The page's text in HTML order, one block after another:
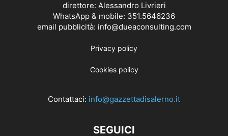
direttore: Alessandro Livrieri
WhatsApp & mobile: 351.5646236
email pubblicità: info@dueaconsulting.com
Privacy policy
Cookies policy
Contattaci: info@gazzettadisalerno.it
SEGUICI